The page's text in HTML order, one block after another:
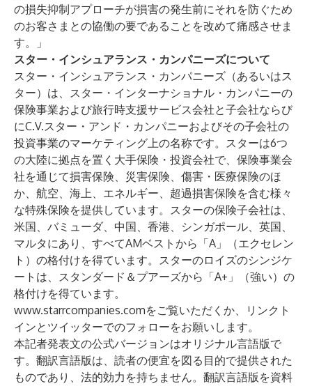
の損失抑制アプローチが損害の発生前にそれを防ぐため
のお客さまとの協働の要であることを改めて痛感させま
す。」
スター・インシュアランス・カンパニーズについて
スター・インシュアランス・カンパニーズ（あるいはス
ター）は、スター・インターナショナル・カンパニーの
保険事業および旅行時支援サービス会社と子会社ならび
にC.V.スター・アンド・カンパニーおよびその子会社の
投資事業のマーケティング上の名称です。スターは6つ
の大陸に拠点を置く大手保険・投資会社で、保険事業会
社を通じて損害保険、災害保険、傷害・医療保険のほ
か、航空、海上、エネルギー、超過損害保険を含む様々
な特殊保険を提供しています。スターの保険子会社は、
米国、バミューダ、中国、香港、シンガポール、英国、
マルタにあり、すべてAMベストから「A」（エクセレン
ト）の格付けを得ています。スターのロイズのシンジケ
ートは、スタンダード＆プアーズから「A+」（強い）の
格付けを得ています。
www.starrcompanies.comをご覧いただくか、
リンクト
インと ツイッターでのフォローをお願いします。
本記者発表文の公式バージョンはオリジナル言語版で
す。翻訳言語版は、読者の便宜を図る目的で提供された
ものであり、法的効力を持ちません。翻訳言語版を資料